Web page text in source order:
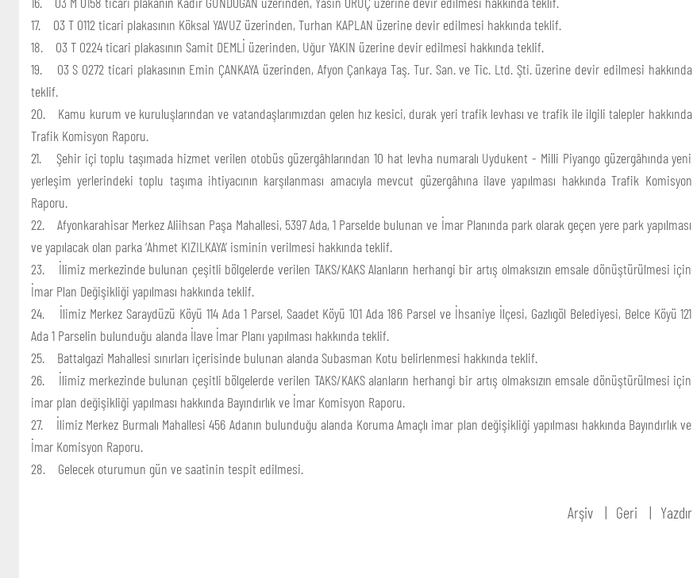
17. 03 T 0112 ticari plakasının Köksal YAVUZ üzerinden, Turhan KAPLAN üzerine devir edilmesi hakkında teklif.
18. 03 T 0224 ticari plakasının Samit DEMLİ üzerinden, Uğur YAKIN üzerine devir edilmesi hakkında teklif.
19. 03 S 0272 ticari plakasının Emin ÇANKAYA üzerinden, Afyon Çankaya Taş. Tur. San. ve Tic. Ltd. Şti. üzerine devir edilmesi hakkında
teklif.
20. Kamu kurum ve kuruluşlarından ve vatandaşlarımızdan gelen hız kesici, durak yeri trafik levhası ve trafik ile ilgili talepler hakkında
Trafik Komisyon Raporu.
21. Şehir içi toplu taşımada hizmet verilen otobüs güzergâhlarından 10 hat levha numaralı Uydukent - Milli Piyango güzergâhında yeni
yerleşim yerlerindeki toplu taşıma ihtiyacının karşılanması amacıyla mevcut güzergâhına ilave yapılması hakkında Trafik Komisyon
Raporu.
22. Afyonkarahisar Merkez Aliihsan Paşa Mahallesi, 5397 Ada, 1 Parselde bulunan ve İmar Planında park olarak geçen yere park yapılması
ve yapılacak olan parka ‘Ahmet KIZILKAYA’ isminin verilmesi hakkında teklif.
23. İlimiz merkezinde bulunan çeşitli bölgelerde verilen TAKS/KAKS Alanların herhangi bir artış olmaksızın emsale dönüştürülmesi için
İmar Plan Değişikliği yapılması hakkında teklif.
24. İlimiz Merkez Saraydüzü Köyü 114 Ada 1 Parsel, Saadet Köyü 101 Ada 186 Parsel ve İhsaniye İlçesi, Gazlıgöl Belediyesi, Belce Köyü 121
Ada 1 Parselin bulunduğu alanda İlave İmar Planı yapılması hakkında teklif.
25. Battalgazi Mahallesi sınırları içerisinde bulunan alanda Subasman Kotu belirlenmesi hakkında teklif.
26. İlimiz merkezinde bulunan çeşitli bölgelerde verilen TAKS/KAKS alanların herhangi bir artış olmaksızın emsale dönüştürülmesi için
imar plan değişikliği yapılması hakkında Bayındırlık ve İmar Komisyon Raporu.
27. İlimiz Merkez Burmalı Mahallesi 456 Adanın bulunduğu alanda Koruma Amaçlı imar plan değişikliği yapılması hakkında Bayındırlık ve
İmar Komisyon Raporu.
28. Gelecek oturumun gün ve saatinin tespit edilmesi.
Arşiv Geri Yazdır